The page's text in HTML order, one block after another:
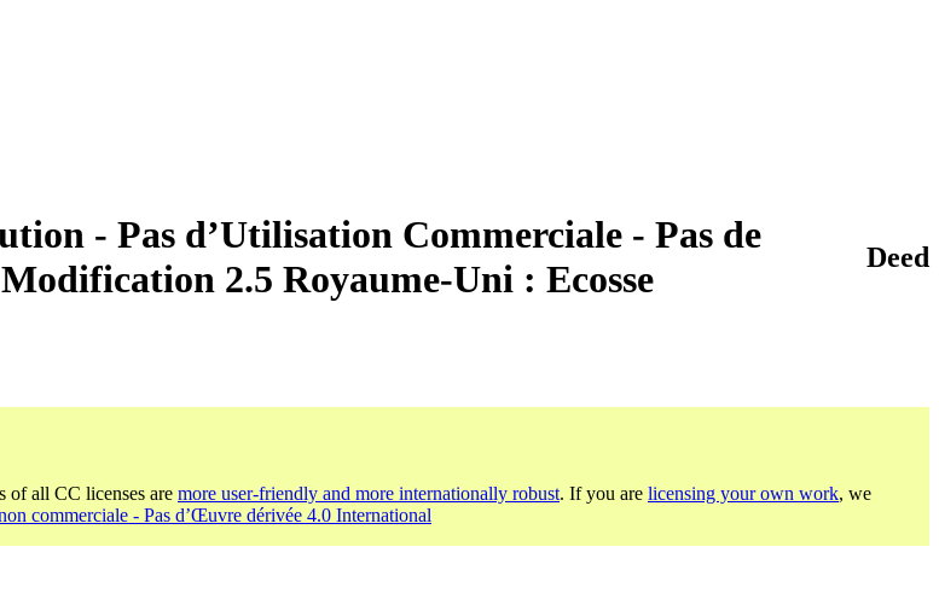
- Pas d’Utilisation Commerciale - Pas de
Modification 2.5 Royaume-Uni : Ecosse
Deed
of all CC licenses are more user-friendly and more internationally robust. If you are licensing your own work, we
commerciale - Pas d’Œuvre dérivée 4.0 International